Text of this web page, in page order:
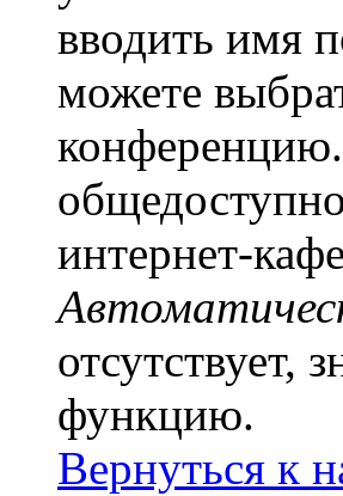
вводить имя
можете
конференцию.
интернет-
отсутствует,
функцию.
Вернуться к